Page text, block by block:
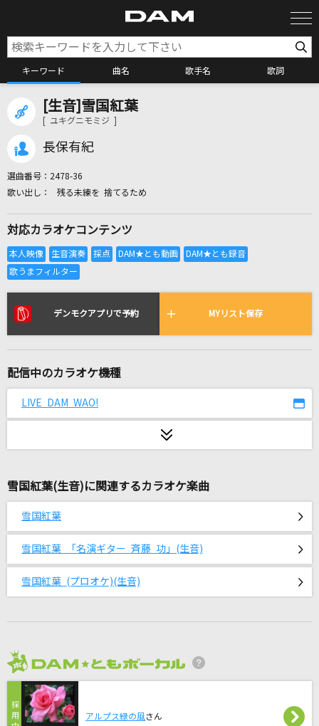
キーワード 曲名 歌手名 歌詞
カラオケ検索
全国りれき
リアルタイムで歌われている曲の一覧
Only today
きゃわぽっぴんどぅー
iLiFE!
ray 超かぐや姫！Version(ビデオクリップバージ
ョン)
unravel
TK from 凛として時雨
SUPER STAR
はいよろこんで
こっちのけんと
[生音]366日
[生音]雪国紅葉
[ ユキグニモミジ ]
長保有紀
選曲番号： 2478-36
残る未練を 捨てるため
対応カラオケコンテンツ
デンモクアプリで予約 MYリスト保存
配信中のカラオケ機種
LIVE DAM WAO!
雪国紅葉(生音)に関連するカラオケ楽曲
雪国紅葉
雪国紅葉 「名演ギター 斉藤 功」(生音)
雪国紅葉 (プロオケ)(生音)
アルプス緑の風さん